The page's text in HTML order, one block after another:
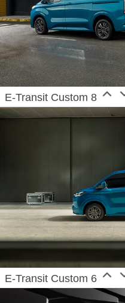
E-Transit Custom 8
E-Transit Custom 6